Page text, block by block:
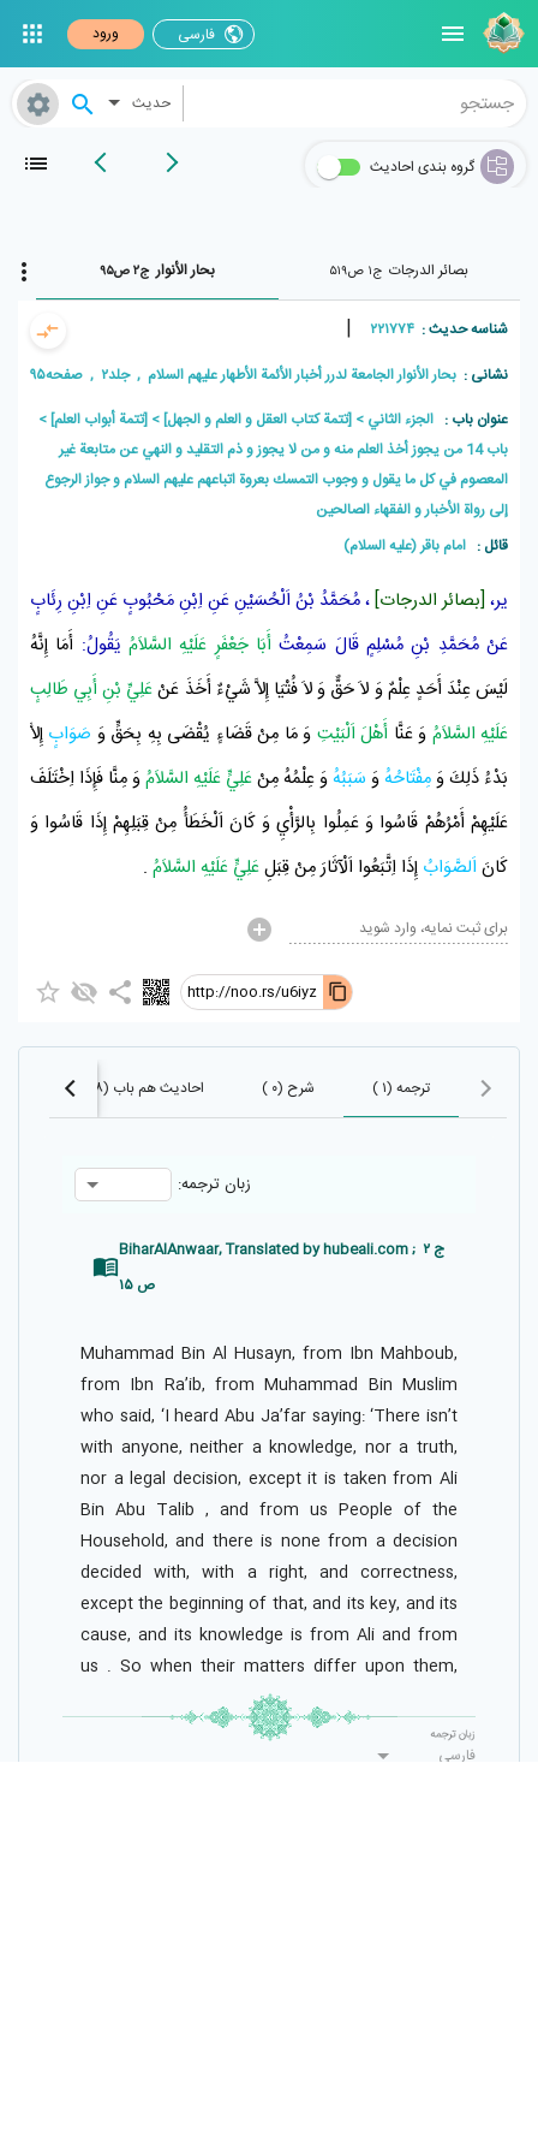
فارسی ورود
حدیث
گروه بندی احادیث
بصائر الدرجات ج۱ ص۵۱۹ بحار الأنوار ج۲ ص۹۵
شناسه حدیث : ۲۲۱۷۷۴ |
نشانی : بحار الأنوار الجامعة لدرر أخبار الأئمة الأطهار علیهم السلام , جلد۲ , صفحه۹۵
عنوان باب : الجزء الثاني [تتمة كتاب العقل و العلم و الجهل]
[تتمة أبواب العلم]
باب 14 من يجوز أخذ العلم منه و من لا يجوز و ذم التقليد و النهي عن متابعة غير
المعصوم في كل ما يقول و وجوب التمسك بعروة اتباعهم عليهم السلام و جواز الرجوع
إلى رواة الأخبار و الفقهاء الصالحين
قائل : امام باقر (علیه السلام)
ير، [بصائر الدرجات]،مُحَمَّدُ بْنُ اَلْحُسَيْنِعَنِ اِبْنِ مَحْبُوبٍ عَنِ اِبْنِ رِئَابٍ
عَنْمُحَمَّدِ بْنِ مُسْلِمٍقَالَ سَمِعْتُ أَبَا جَعْفَرٍ عَلَيْهِ السَّلاَمُيَقُولُ: أَمَا إِنَّهُ
لَيْسَ عِنْدَ أَحَدٍ عِلْمٌ وَ لاَ حَقٌّ وَ لاَ فُتْيَا إِلاَّ شَيْءٌ أَخَذَ عَنْعَلِيِّ بْنِ أَبِي طَالِبٍ
عَلَيْهِ السَّلاَمُ وَ عَنَّا أَهْلَ اَلْبَيْتِ وَ مَا مِنْ قَضَاءٍ يُقْضَى بِهِ بِحَقٍّ وَ صَوَابٍ إِلاَّ
بَدْءُ ذَلِكَ وَمِفْتَاحُهُوَ سَبَبُهُوَ عِلْمُهُ مِنْعَلِيٍّ عَلَيْهِ السَّلاَمُوَ مِنَّا فَإِذَا اِخْتَلَفَ
عَلَيْهِمْ أَمْرُهُمْ قَاسُوا وَ عَمِلُوا بِالرَّأْيِ وَ كَانَ اَلْخَطَأُ مِنْ قِبَلِهِمْ إِذَا قَاسُوا وَ
كَانَ اَلصَّوَابُ إِذَا اِتَّبَعُوا اَلْآثَارَ مِنْ قِبَلِعَلِيٍّ عَلَيْهِ السَّلاَمُ .
برای ثبت نمایه، وارد شوید
http://noo.rs/u6iyz
ترجمه (۱ ) شرح (۰ ) احادیث هم باب (۶۸)
زبان ترجمه:
BiharAlAnwaar, Translated by hubeali.com ; ج ۲
ص ۱۵
Muhammad Bin Al Husayn, from Ibn Mahboub,
from Ibn Ra’ib, from Muhammad Bin Muslim
who said, ‘I heard Abu Ja’far saying: ‘There isn’t
with anyone, neither a knowledge, nor a truth,
nor a legal decision, except it is taken from Ali
Bin Abu Talib , and from us People of the
Household, and there is none from a decision
decided with, with a right, and correctness,
except the beginning of that, and its key, and its
cause, and its knowledge is from Ali and from
us . So when their matters differ upon them,
they analogise and they act with the opinion,
and the mistake would be from them when they
analogise, and the correctness, when theyفارسی
زبان ترجمه